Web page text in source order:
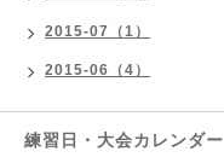
2015-07（1）
2015-06（4）
練習日・大会カレンダー